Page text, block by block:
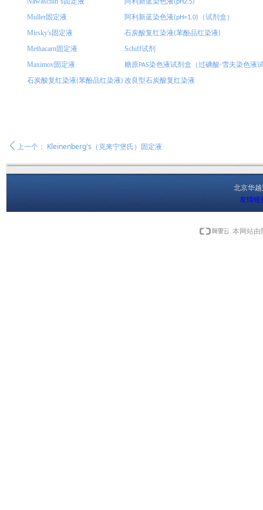
ꄴ 上一个： Kleinenberg's（克来宁堡氏）固定液
s (pH2.5)
Muller固定液 阿利新蓝染色液(pH=1.0)
（试剂盒）
Mirsky's固定液 石炭酸复红染液(苯酚品红染液)
Methacarn固定液 Schiff试剂
Maximov固定液 糖原PAS染色液试剂盒（过碘酸-雪夫染色液
石炭酸复红染液(苯酚品红染液) 改良型石炭酸复红染液
北京华
友情链
本网站由